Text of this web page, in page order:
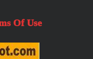
Of Use